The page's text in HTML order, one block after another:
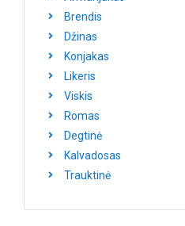
Brendis
Džinas
Konjakas
Likeris
Viskis
Romas
Degtinė
Kalvadosas
Trauktinė